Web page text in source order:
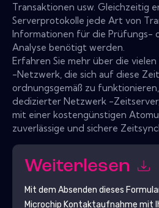
Transaktionen usw. Gleichzeitig
Serverprotokolle jede Art von
Informationen für die Prüfungs-
Analyse benötigt werden.
Erfahren Sie mehr über die
-Netzwerk, die sich auf diese
ordnungsgemäß zu
dedizierter Netzwerk -
mit einer kostengünstigen
zuverlässige und sichere
Weiterlesen
Mit dem Absenden dieses
Microchip Kontaktaufnahme mit